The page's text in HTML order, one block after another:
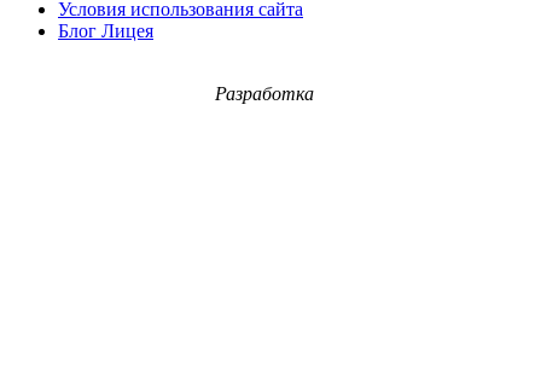
Условия использования сайта
Блог Лицея
Разработка